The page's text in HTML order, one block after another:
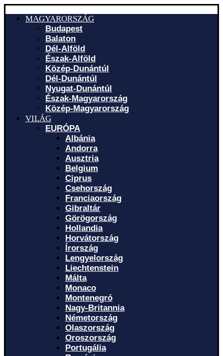
MAGYARORSZÁG
Budapest
Balaton
Dél-Alföld
Észak-Alföld
Közép-Dunántúl
Dél-Dunántúl
Nyugat-Dunántúl
Észak-Magyarország
Közép-Magyarország
VILÁG
EURÓPA
Albánia
Andorra
Ausztria
Belgium
Ciprus
Csehország
Franciaország
Gibraltár
Görögország
Hollandia
Horvátország
Írország
Lengyelország
Liechtenstein
Málta
Monaco
Montenegró
Nagy-Britannia
Németország
Olaszország
Oroszország
Portugália